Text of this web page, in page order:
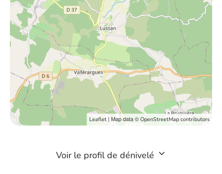
Leaflet | Map data © OpenStreetMap contributors
Voir le profil de dénivelé